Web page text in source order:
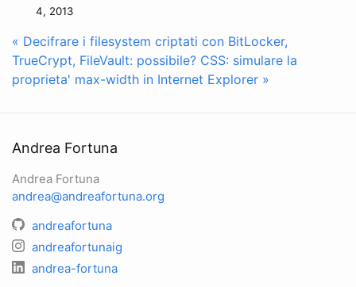
4, 2013
« Decifrare i filesystem criptati con BitLocker,
TrueCrypt, FileVault: possibile? CSS: simulare la
proprieta' max-width in Internet Explorer »
Andrea Fortuna
Andrea Fortuna
andrea@andreafortuna.org
andreafortuna
andreafortunaig
andrea-fortuna